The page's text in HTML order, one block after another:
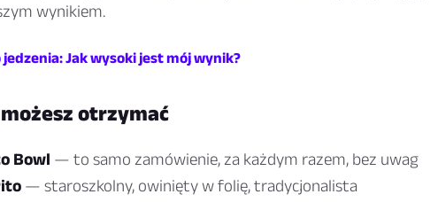
wynikiem.
Jak wysoki jest mój wynik?
otrzymać
Bowl — to samo zamówienie, za każdym razem, bez uwag
— staroszkolny, owinięty w folię, tradycjonalista